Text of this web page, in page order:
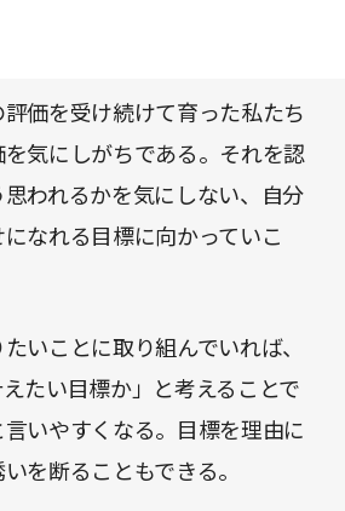
と、その内容はまっとうなこと
になるだろうと思えるものばか
と思っている相手にですら、
みながら、自分が誰にとってい
考えてみてはいかがだろうか。
価を受け続けて育った私たち
気にしがちである。それを認
われるかを気にしない、自分
なれる目標に向かっていこ
いことに取り組んでいれば、
えたい目標か」と考えることで
いやすくなる。目標を理由に
を断ることもできる。